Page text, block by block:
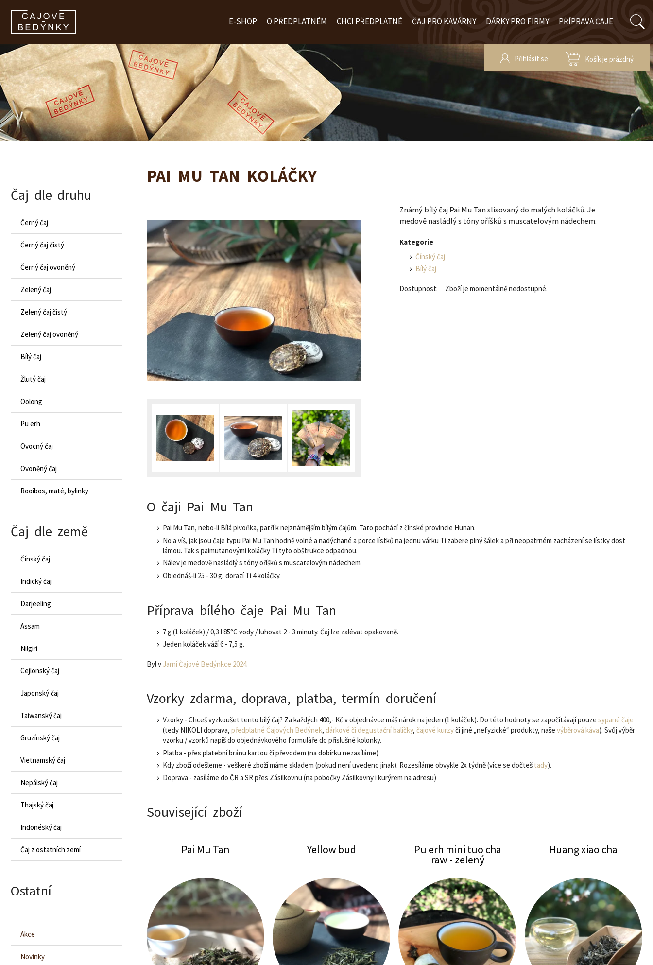
E-SHOP O PŘEDPLATNÉM CHCI PŘEDPLATNÉ ČAJ PRO KAVÁRNY DÁRKY PRO FIRMY PŘÍPRAVA ČAJE
Přihlásit se Košík je prázdný
zobrazit obsah košíku
PAI MU TAN KOLÁČKY
Známý bílý čaj Pai Mu Tan slisovaný do malých koláčků. Je
medově nasládlý s tóny oříšků s muscatelovým nádechem.
Kategorie
Čínský čaj
Bílý čaj
Dostupnost: Zboží je momentálně nedostupné.
O čaji Pai Mu Tan
Pai Mu Tan, nebo-li Bílá pivoňka, patří k nejznámějším bílým čajům. Tato pochází z čínské provincie Hunan.
No a víš, jak jsou čaje typu Pai Mu Tan hodně volné a nadýchané a porce lístků na jednu várku Ti zabere plný šálek a při neopatrném zacházení se lístky dost
lámou. Tak s paimutanovými koláčky Ti tyto obštrukce odpadnou.
Nálev je medově nasládlý s tóny oříšků s muscatelovým nádechem.
Objednáš-li 25 - 30 g, dorazí Ti 4 koláčky.
Příprava bílého čaje Pai Mu Tan
7 g (1 koláček) / 0,3 l 85°C vody / luhovat 2 - 3 minuty. Čaj lze zalévat opakovaně.
Jeden koláček váží 6 - 7,5 g.
Byl v Jarní Čajové Bedýnkce 2024.
Vzorky zdarma, doprava, platba, termín doručení
Vzorky - Chceš vyzkoušet tento bílý čaj? Za každých 400,- Kč v objednávce máš nárok na jeden (1 koláček). Do této hodnoty se započítávají pouze sypané čaje
(tedy NIKOLI doprava, předplatné Čajových Bedýnek, dárkové či degustační balíčky, čajové kurzyči jiné „nefyzické“ produkty, naše výběrová káva). Svůj výběr
vzorku / vzorků napiš do objednávkového formuláře do příslušné kolonky.
Platba - přes platební bránu kartou či převodem (na dobírku nezasíláme)
Kdy zboží odešleme - veškeré zboží máme skladem (pokud není uvedeno jinak). Rozesíláme obvykle 2x týdně (více se dočteš tady).
Doprava - zasíláme do ČR a SR přes Zásilkovnu (na pobočky Zásilkovny i kurýrem na adresu)
Související zboží
Pai Mu Tan Yellow bud
Yellow bud Pu erh mini tuo cha
raw - zelený
Pu erh mini tuo cha raw - zelený Huang xiao cha
Huang xiao cha
Čaj dle druhu
Černý čaj
Černý čaj čistý
Černý čaj ovoněný
Zelený čaj
Zelený čaj čistý
Zelený čaj ovoněný
Bílý čaj
Žlutý čaj
Oolong
Pu erh
Ovocný čaj
Ovoněný čaj
Rooibos, maté, bylinky
Čaj dle země
Čínský čaj
Indický čaj
Darjeeling
Assam
Nilgiri
Cejlonský čaj
Japonský čaj
Taiwanský čaj
Gruzínský čaj
Vietnamský čaj
Nepálský čaj
Thajský čaj
Indonéský čaj
Čaj z ostatních zemí
Ostatní
Akce
Novinky